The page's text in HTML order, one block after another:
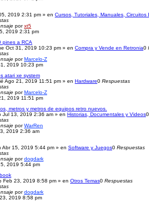
2019 2:31 pm » en Cursos, Tutoriales, Manuales, Circuitos
porxt5
2019 2:31 pm
pines a RCA
Oct 31, 2019 10:23 pm » en Compra y Vende en Retronia0
porMarcelo-Z
2019 10:23 pm
atari xe system
Ago 21, 2019 11:51 pm » en Hardware0 Respuestas
porMarcelo-Z
2019 11:51 pm
metros y metros de equipos retro nuevos.
Jul 13, 2019 2:36 am » en Historias, Documentales y Videos
porWarRen
2019 2:36 am
Abr 15, 2019 5:44 pm » en Software y Juegos0 Respuestas
pordogdark
2019 5:44 pm
Feb 23, 2019 8:58 pm » en Otros Temas0 Respuestas
pordogdark
2019 8:58 pm